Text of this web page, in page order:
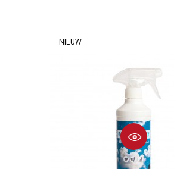
NIEUW